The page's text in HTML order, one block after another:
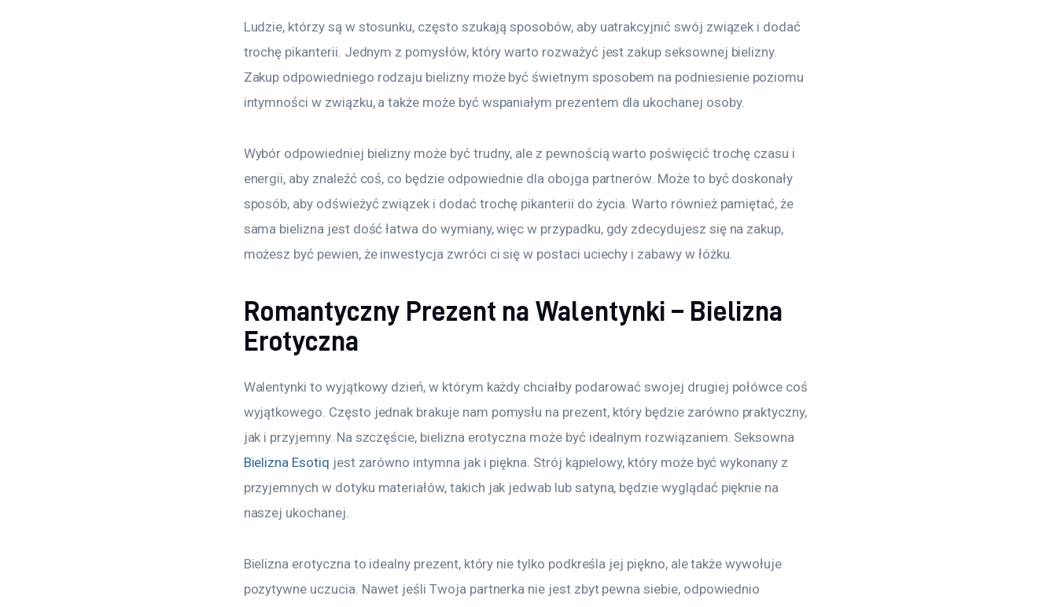
Ludzie, którzy są w stosunku, często szukają sposobów, aby uatrakcyjnić swój związek i dodać
trochę pikanterii. Jednym z pomysłów, który warto rozważyć jest zakup seksownej bielizny.
Zakup odpowiedniego rodzaju bielizny może być świetnym sposobem na podniesienie poziomu
intymności w związku, a także może być wspaniałym prezentem dla ukochanej osoby.
Wybór odpowiedniej bielizny może być trudny, ale z pewnością warto poświęcić trochę czasu i
energii, aby znaleźć coś, co będzie odpowiednie dla obojga partnerów. Może to być doskonały
sposób, aby odświeżyć związek i dodać trochę pikanterii do życia. Warto również pamiętać, że
sama bielizna jest dość łatwa do wymiany, więc w przypadku, gdy zdecydujesz się na zakup,
możesz być pewien, że inwestycja zwróci ci się w postaci uciechy i zabawy w łóżku.
Romantyczny Prezent na Walentynki – Bielizna
Erotyczna
Walentynki to wyjątkowy dzień, w którym każdy chciałby podarować swojej drugiej połówce coś
wyjątkowego. Często jednak brakuje nam pomysłu na prezent, który będzie zarówno praktyczny,
jak i przyjemny. Na szczęście, bielizna erotyczna może być idealnym rozwiązaniem. Seksowna
Bielizna Esotiq jest zarówno intymna jak i piękna. Strój kąpielowy, który może być wykonany z
przyjemnych w dotyku materiałów, takich jak jedwab lub satyna, będzie wyglądać pięknie na
naszej ukochanej.
Bielizna erotyczna to idealny prezent, który nie tylko podkreśla jej piękno, ale także wywołuje
pozytywne uczucia. Nawet jeśli Twoja partnerka nie jest zbyt pewna siebie, odpowiednio